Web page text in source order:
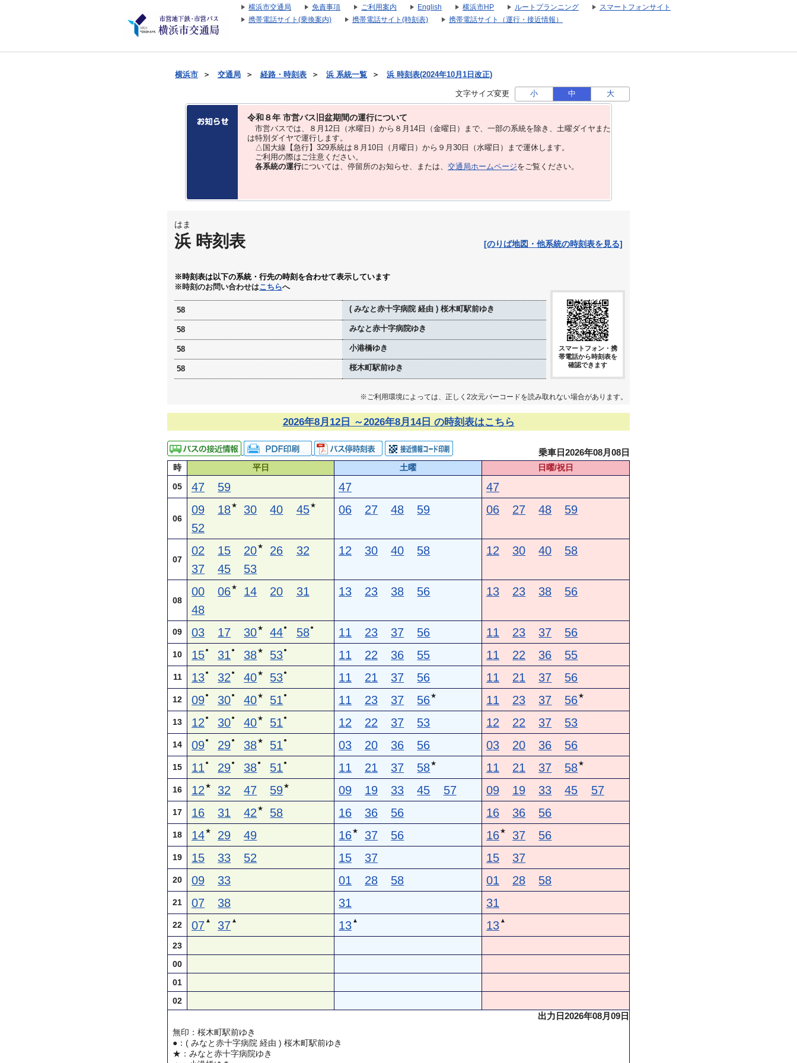
横浜市交通局 免責事項 ご利用案内 English 横浜市HP ルートプランニング
スマートフォンサイト
携帯電話サイト(乗換案内)
携帯電話サイト(時刻表) 携帯電話サイト（運行・接近情報）
横浜市 ＞ 交通局 ＞ 経路・時刻表 ＞ 浜 系統一覧 ＞ 浜 時刻表(2024年10月1日改正)
文字サイズ変更 小 中 大
令和８年 市営バス旧盆期間の運行について
市営バスでは、８⽉12⽇（水曜日）から８⽉14⽇（金曜日）まで、⼀部の系統を除き、⼟曜ダイヤまた
は特別ダイヤで運⾏します。
△国大線【急行】329系統は８月10日（月曜日）から９月30日（水曜日）まで運休します。
ご利用の際はご注意ください。
各系統の運行については、停留所のお知らせ、または、 交通局ホームページをご覧ください。
はま
浜 時刻表 [のりば地図・他系統の時刻表を見る]
※時刻表は以下の系統・行先の時刻を合わせて表示しています
※時刻のお問い合わせはこちらへ
58 ( みなと赤十字病院 経由 ) 桜木町駅前ゆき
58 みなと赤十字病院ゆき
58 小港橋ゆき
58 桜木町駅前ゆき
スマートフォン・携
帯電話から時刻表を
確認できます
※ご利用環境によっては、正しく2次元バーコードを読み取れない場合があります。
2026年8月12日 ～2026年8月14日 の時刻表はこちら
乗車日2026年08月08日
時 平日 土曜
日曜/祝日
05
47 59 47 47
06
09 18★ 30 40 45 ★
52
06 27 48 59 06 27 48 59
07
02 15 20★ 26
32
37
45 53
12 30 40 58 12 30 40 58
08
00 06★ 14 20
31
48
13 23 38 56 13 23 38 56
09 03 17 30★ 44● 58 ● 11 23 37 56 11 23 37 56
10 15● 31 ● 38★ 53● 11 22 36 55 11 22 36 55
11 13● 32 ● 40★ 53● 11 21 37 56 11 21 37 56
12 09● 30● 40★ 51 ● 11 23 37 56★ 11 23 37 56★
13 12 ● 30● 40★ 51 ● 12 22 37 53 12 22 37 53
14 09● 29● 38★ 51 ● 03 20 36 56 03 20 36 56
15 11 ● 29● 38● 51 ● 11 21 37 58★ 11 21 37 58★
16 12 ★ 32 47 59★ 09 19 33 45 57 09 19 33 45 57
17 16 31 42 ★ 58 16 36 56 16 36 56
18 14★ 29 49 16★ 37 56 16★ 37 56
19 15 33 52 15 37 15 37
20 09 33 01 28 58 01 28 58
21 07 38 31 31
22 07 ▲ 37 ▲ 13 ▲ 13 ▲
23
00
01
02
出力日2026年08月09日
無印：桜木町駅前ゆき
●：( みなと赤十字病院 経由 ) 桜木町駅前ゆき
★：みなと赤十字病院ゆき